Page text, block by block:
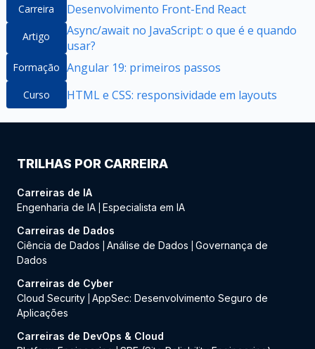
Carreira Desenvolvimento Front-End React
Artigo
Async/await no JavaScript: o que é e quando
usar?
Formação Angular 19: primeiros passos
Curso HTML e CSS: responsividade em layouts
TRILHAS POR CARREIRA
Carreiras de IA
Engenharia de IA Especialista em IA
Carreiras de Dados
Ciência de Dados
Análise de Dados
Governança de
Dados
Carreiras de Cyber
Cloud Security AppSec: Desenvolvimento Seguro de
Aplicações
Carreiras de DevOps & Cloud